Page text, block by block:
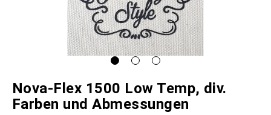
Nova-Flex 1500 Low Temp, div.
Farben und Abmessungen